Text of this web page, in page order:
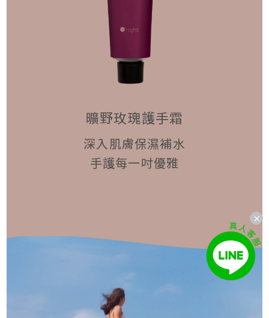
曠野玫瑰護手霜
深入肌膚保濕補水
手護每一吋優雅